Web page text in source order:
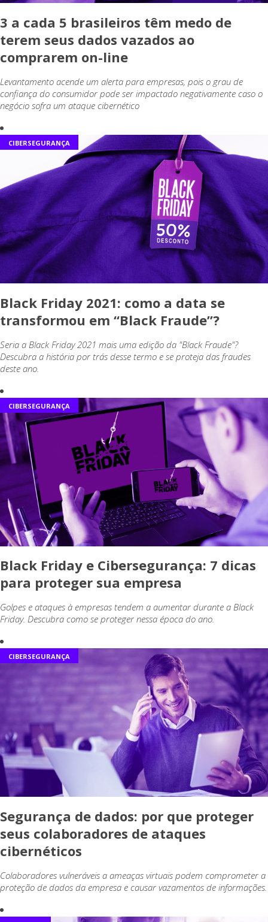
3 a cada 5 brasileiros têm medo de
terem seus dados vazados ao
comprarem on-line
Levantamento acende um alerta para empresas, pois o grau de
confiança do consumidor pode ser impactado negativamente caso o
negócio sofra um ataque cibernético
CIBERSEGURANÇA
Black Friday 2021: como a data se
transformou em “Black Fraude”?
Seria a Black Friday 2021 mais uma edição da "Black Fraude"?
Descubra a história por trás desse termo e se proteja das fraudes
deste ano.
CIBERSEGURANÇA
Black Friday e Cibersegurança: 7 dicas
para proteger sua empresa
Golpes e ataques à empresas tendem a aumentar durante a Black
Friday. Descubra como se proteger nessa época do ano.
CIBERSEGURANÇA
Segurança de dados: por que proteger
seus colaboradores de ataques
cibernéticos
Colaboradores vulneráveis a ameaças virtuais podem comprometer a
proteção de dados da empresa e causar vazamentos de informações.